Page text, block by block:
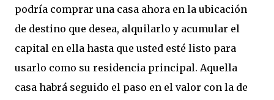
podría comprar una casa ahora en la ubicación
de destino que desea, alquilarlo y acumular el
capital en ella hasta que usted esté listo para
usarlo como su residencia principal. Aquella
casa habrá seguido el paso en el valor con la de